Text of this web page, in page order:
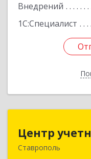
Внедрений
1С:Специалист
Центр
Ставрополь
Центр
355012,